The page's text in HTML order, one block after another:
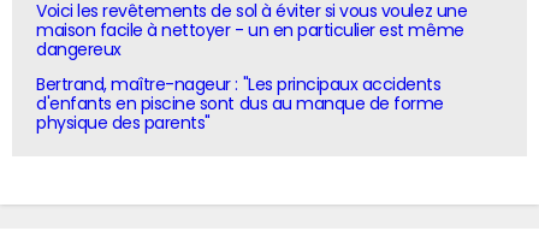
Voici les revêtements de sol à éviter si vous voulez une
maison facile à nettoyer - un en particulier est même
dangereux
Bertrand, maître-nageur : "Les principaux accidents
d'enfants en piscine sont dus au manque de forme
physique des parents"